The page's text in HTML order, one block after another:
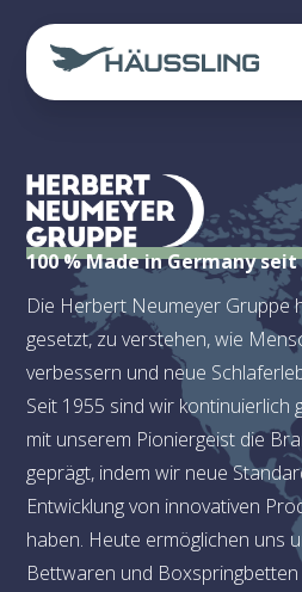
100 % Made in Germany seit
Die Herbert Neumeyer Gruppe
gesetzt, zu verstehen, wie
verbessern und neue
Seit 1955 sind wir kontinuierlich
mit unserem Pioniergeist die
geprägt, indem wir neue
Entwicklung von innovativen
haben. Heute ermöglichen uns
Bettwaren und Boxspringbetten